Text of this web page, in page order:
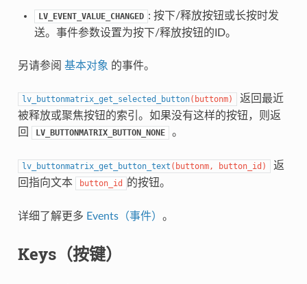
LV_EVENT_VALUE_CHANGED : 按下/释放按钮或长按时发
送。事件参数设置为按下/释放按钮的ID。
另请参阅 基本对象 的事件。
lv_buttonmatrix_get_selected_button( buttonm)
返回最近
被释放或聚焦按钮的索引。如果没有这样的按钮，则返
回
LV_BUTTONMATRIX_BUTTON_NONE 。
lv_buttonmatrix_get_button_text ( buttonm, button_id )
返
回指向文本
button_id 的按钮。
详细了解更多 Events（事件） 。
Keys（按键）